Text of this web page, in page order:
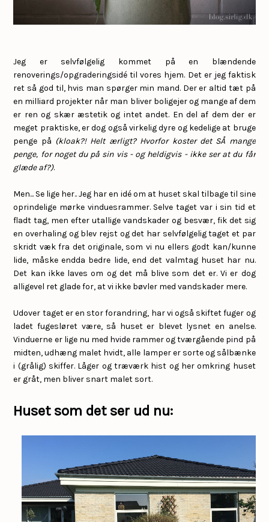
Jeg er selvfølgelig kommet på en blændende
renoverings/opgraderingsidé til vores hjem. Det er jeg faktisk
ret så god til, hvis man spørger min mand. Der er altid tæt på
en milliard projekter når man bliver boligejer og mange af dem
er ren og skær æstetik og intet andet. En del af dem der er
meget praktiske, er dog også virkelig dyre og kedelige at bruge
penge på (kloak?! Helt ærligt? Hvorfor koster det SÅ mange
penge, for noget du på sin vis - og heldigvis - ikke ser at du får
glæde af?).
Men... Se lige her.. Jeg har en idé om at huset skal tilbage til sine
oprindelige mørke vinduesrammer. Selve taget var i sin tid et
fladt tag, men efter utallige vandskader og besvær, fik det sig
en overhaling og blev rejst og det har selvfølgelig taget et par
skridt væk fra det originale, som vi nu ellers godt kan/kunne
lide, måske endda bedre lide, end det valmtag huset har nu.
Det kan ikke laves om og det må blive som det er. Vi er dog
alligevel ret glade for, at vi ikke bøvler med vandskader mere.
Udover taget er en stor forandring, har vi også skiftet fuger og
ladet fugesløret være, så huset er blevet lysnet en anelse.
Vinduerne er lige nu med hvide rammer og tværgående pind på
midten, udhæng malet hvidt, alle lamper er sorte og sålbænke
i (grålig) skiffer. Låger og træværk hist og her omkring huset
er gråt, men bliver snart malet sort.
Huset som det ser ud nu: